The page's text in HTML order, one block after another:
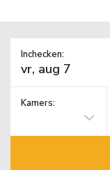
Inchecken:
Kamers: